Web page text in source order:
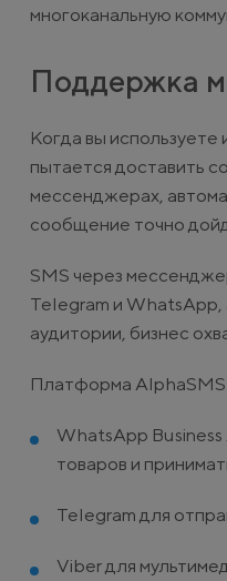
многоканальную
Поддержка
Когда вы
пытается доставить
мессенджерах,
сообщение точно
SMS через
Telegram и WhatsApp,
аудитории, бизнес
Платформа
WhatsApp Business
товаров и
Telegram для
Viber для